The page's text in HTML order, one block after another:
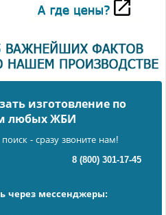
изготовление по
любых ЖБИ
- сразу звоните нам!
8 (800) 301-17-45
через мессенджеры: